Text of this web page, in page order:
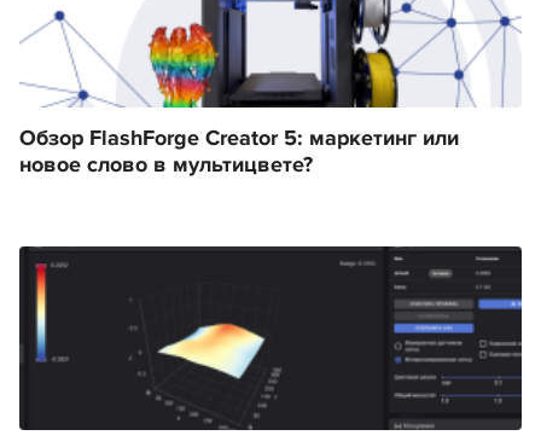
Обзор FlashForge Creator 5: маркетинг или
новое слово в мультицвете?